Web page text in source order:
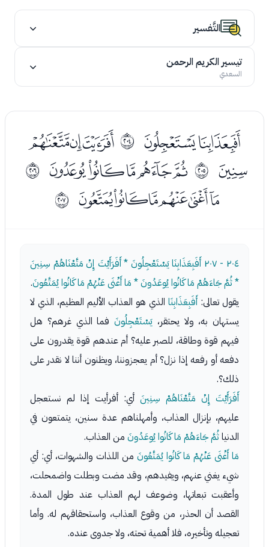
التَّفسير
تيسير الكريم الرحمن
السعدي
ﯽﯾ ﳋ ﰀﰁﰂ
ﰃ ﳌ ﰅﰆﰇﰈﰉ ﳍ
ﭑﭒﭓﭔﭕﭖ ﳎ
٢٠٤ - ٢٠٧
أَفَبِعَذَابِنَا يَسْتَعْجِلُونَ * أَفَرَأَيْتَ إِنْ مَتَّعْنَاهُمْ سِنِينَ
* ثُمَّ جَاءَهُمْ مَا كَانُوا يُوعَدُونَ * مَا أَغْنَى عَنْهُمْ مَا كَانُوا يُمَتَّعُونَ.
يقول تعالى: أَفَبِعَذَابِنَا الذي هو العذاب الأليم العظيم، الذي لا
يستهان به، ولا يحتقر، يَسْتَعْجِلُونَ فما الذي غرهم؟ هل
فيهم قوة وطاقة، للصبر عليه؟ أم عندهم قوة يقدرون على
دفعه أو رفعه إذا نزل؟ أم يعجزوننا، ويظنون أننا لا نقدر على
ذلك؟.
أَفَرَأَيْتَ إِنْ مَتَّعْنَاهُمْ سِنِينَ أي: أفرأيت إذا لم نستعجل
عليهم، بإنزال العذاب، وأمهلناهم عدة سنين، يتمتعون في
الدنياثُمَّ جَاءَهُمْ مَا كَانُوا يُوعَدُونَ من العذاب.
مَا أَغْنَى عَنْهُمْ مَا كَانُوا يُمَتَّعُونَ من اللذات والشهوات، أي: أي
شيء يغني عنهم، ويفيدهم، وقد مضت وبطلت واضمحلت،
وأعقبت تبعاتها، وضوعف لهم العذاب عند طول المدة.
القصد أن الحذر، من وقوع العذاب، واستحقاقهم له. وأما
تعجيله وتأخيره، فلا أهمية تحته، ولا جدوى عنده.